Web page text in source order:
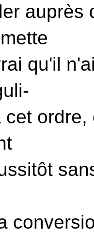
auprès
qu'il
cet